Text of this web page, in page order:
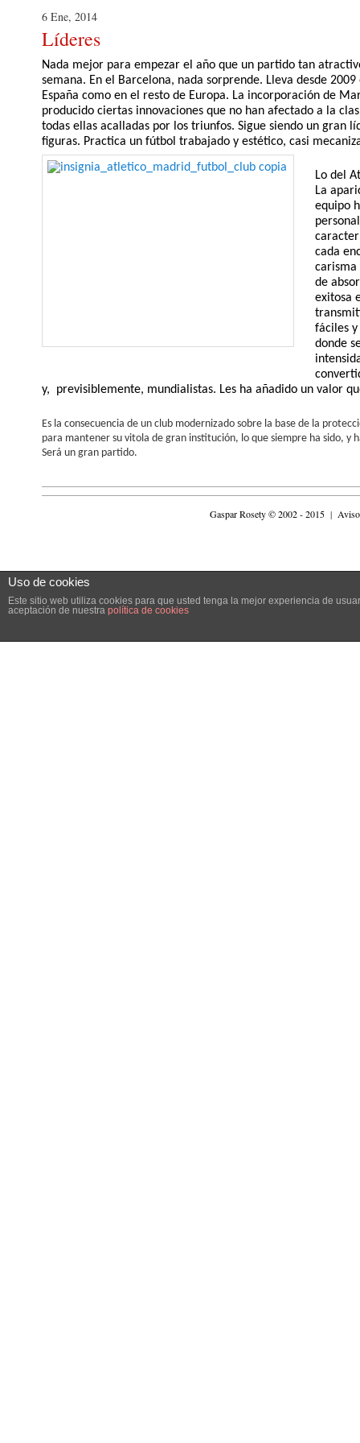
6 Ene, 2014
Líderes
Nada mejor para empezar el año que un partido tan
semana. En el Barcelona, nada sorprende. Lleva desde
España como en el resto de Europa. La incorporación de
producido ciertas innovaciones que no han afectado a la
todas ellas acalladas por los triunfos. Sigue siendo un gran
figuras. Practica un fútbol trabajado y estético, casi
Lo del
La
equipo
cada
carisma
de
exitosa
fáciles
donde
y, previsiblemente, mundialistas. Les ha añadido un valor
Es la consecuencia de un club modernizado sobre la base de la
para mantener su vitola de gran institución, lo que siempre ha sido, y
Será un gran partido.
Gaspar Rosety © 2002 - 2015 |
Uso de cookies
Este sitio web utiliza cookies para que usted tenga la mejor experiencia de
aceptación de nuestra política de cookies